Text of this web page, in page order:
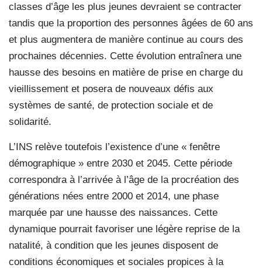
classes d’âge les plus jeunes devraient se contracter
tandis que la proportion des personnes âgées de 60 ans
et plus augmentera de manière continue au cours des
prochaines décennies. Cette évolution entraînera une
hausse des besoins en matière de prise en charge du
vieillissement et posera de nouveaux défis aux
systèmes de santé, de protection sociale et de
solidarité.
L’INS relève toutefois l’existence d’une « fenêtre
démographique » entre 2030 et 2045. Cette période
correspondra à l’arrivée à l’âge de la procréation des
générations nées entre 2000 et 2014, une phase
marquée par une hausse des naissances. Cette
dynamique pourrait favoriser une légère reprise de la
natalité, à condition que les jeunes disposent de
conditions économiques et sociales propices à la